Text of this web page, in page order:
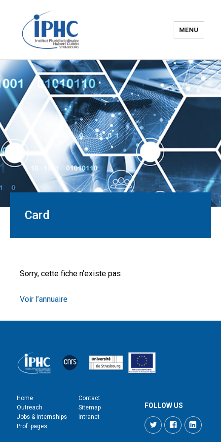
The Hubert Curien
pluridisciplinary Institute – IPHC
MENU
Card
Sorry, cette fiche n’existe pas
Voir l’annuaire
Home
Outreach
Jobs & Internships
Prof. pages
Contact
Sitemap
Intranet
FOLLOW US
TwitterFacebook